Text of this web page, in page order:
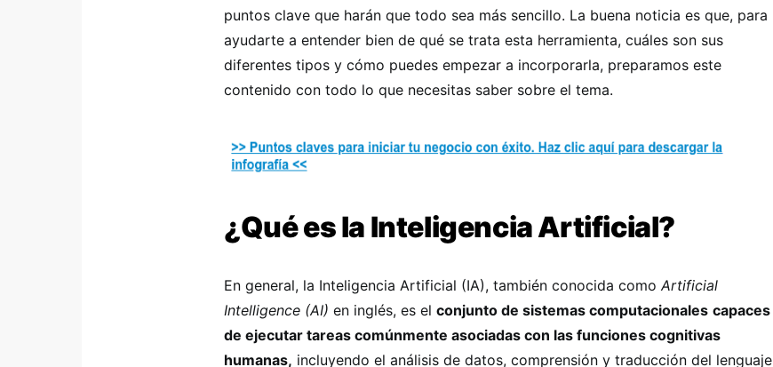
puntos clave que harán que todo sea más sencillo. La buena noticia es que, para
ayudarte a entender bien de qué se trata esta herramienta, cuáles son sus
diferentes tipos y cómo puedes empezar a incorporarla, preparamos este
contenido con todo lo que necesitas saber sobre el tema.
¿Qué es la Inteligencia Artificial?
En general, la Inteligencia Artificial (IA), también conocida como Artificial
Intelligence (AI) en inglés, es el conjunto de sistemas computacionales capaces
de ejecutar tareas comúnmente asociadas con las funciones cognitivas
humanas, incluyendo el análisis de datos, comprensión y traducción del lenguaje